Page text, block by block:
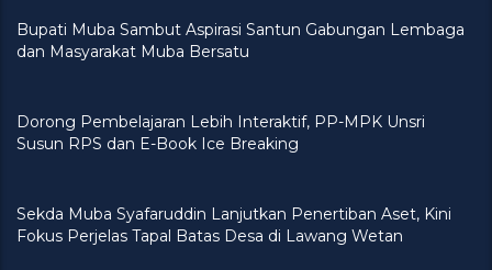
Bupati Muba Sambut Aspirasi Santun Gabungan Lembaga
dan Masyarakat Muba Bersatu
Dorong Pembelajaran Lebih Interaktif, PP-MPK Unsri
Susun RPS dan E-Book Ice Breaking
Sekda Muba Syafaruddin Lanjutkan Penertiban Aset, Kini
Fokus Perjelas Tapal Batas Desa di Lawang Wetan